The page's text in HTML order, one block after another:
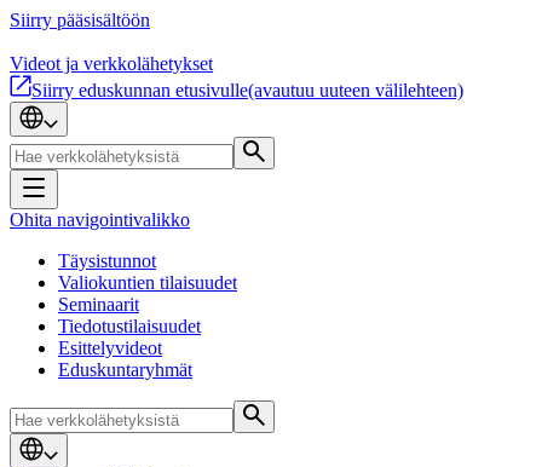
Siirry pääsisältöön
Videot ja verkkolähetykset
Siirry eduskunnan etusivulle(avautuu uuteen välilehteen)
Ohita navigointivalikko
Täysistunnot
Valiokuntien tilaisuudet
Seminaarit
Tiedotustilaisuudet
Esittelyvideot
Eduskuntaryhmät